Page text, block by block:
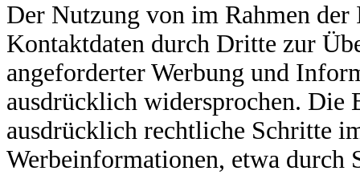
Der Nutzung von im Rahmen
Kontaktdaten durch Dritte zur
angeforderter Werbung und
ausdrücklich widersprochen. Die
ausdrücklich rechtliche Schritte
Werbeinformationen, etwa durch